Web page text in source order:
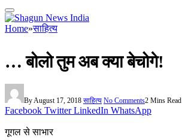
Home»साहित्य
… बोलो तुम अब क्या बेचोगे!
ByAugust 17, 2018 साहित्य No Comments2 Mins Read
Facebook Twitter LinkedIn WhatsApp
गूगल से साभार